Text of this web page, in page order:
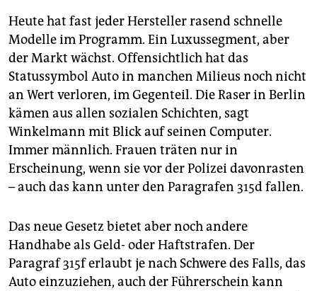
Heute hat fast jeder Hersteller rasend schnelle
Modelle im Programm. Ein Luxussegment, aber
der Markt wächst. Offensichtlich hat das
Statussymbol Auto in manchen Milieus noch nicht
an Wert verloren, im Gegenteil. Die Raser in Berlin
kämen aus allen sozialen Schichten, sagt
Winkelmann mit Blick auf seinen Computer.
Immer männlich. Frauen träten nur in
Erscheinung, wenn sie vor der Polizei davonrasten
– auch das kann unter den Paragrafen 315d fallen.
Das neue Gesetz bietet aber noch andere
Handhabe als Geld- oder Haftstrafen. Der
Paragraf 315f erlaubt je nach Schwere des Falls, das
Auto einzuziehen, auch der Führerschein kann